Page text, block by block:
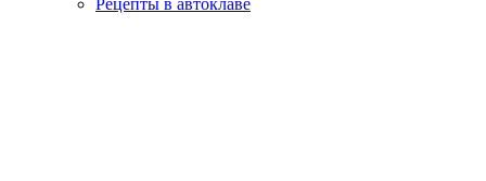
Рецепты в автоклаве